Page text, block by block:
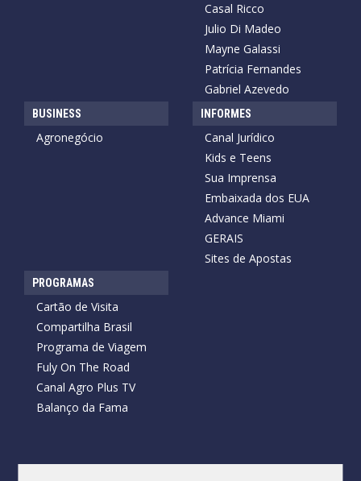
Casal Ricco
Julio Di Madeo
Mayne Galassi
Patrícia Fernandes
Gabriel Azevedo
BUSINESS
Agronegócio
INFORMES
Canal Jurídico
Kids e Teens
Sua Imprensa
Embaixada dos EUA
Advance Miami
GERAIS
Sites de Apostas
PROGRAMAS
Cartão de Visita
Compartilha Brasil
Programa de Viagem
Fuly On The Road
Canal Agro Plus TV
Balanço da Fama